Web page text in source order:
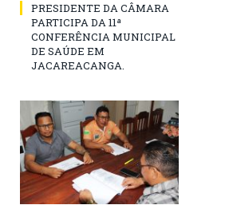
PRESIDENTE DA CÂMARA
PARTICIPA DA 11ª
CONFERÊNCIA MUNICIPAL
DE SAÚDE EM
JACAREACANGA.